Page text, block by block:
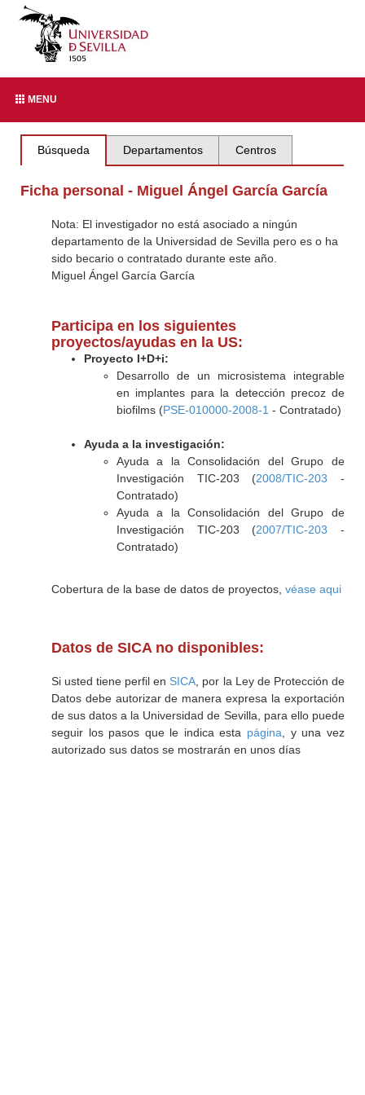
MENU
Búsqueda Departamentos Centros
Ficha personal - Miguel Ángel García García
Nota: El investigador no está asociado a ningún
departamento de la Universidad de Sevilla pero es o ha
sido becario o contratado durante este año.
Miguel Ángel García García
Participa en los siguientes
proyectos/ayudas en la US:
Proyecto I+D+i:
Desarrollo de un microsistema integrable
en implantes para la detección precoz de
biofilms (PSE-010000-2008-1 - Contratado)
Ayuda a la investigación:
Ayuda a la Consolidación del Grupo de
Investigación TIC-203 (2008/TIC-203 -
Contratado)
Ayuda a la Consolidación del Grupo de
Investigación TIC-203 (2007/TIC-203 -
Contratado)
Cobertura de la base de datos de proyectos, véase aqui
Datos de SICA no disponibles:
Si usted tiene perfil en SICA , por la Ley de Protección de
Datos debe autorizar de manera expresa la exportación
de sus datos a la Universidad de Sevilla, para ello puede
seguir los pasos que le indica esta página , y una vez
autorizado sus datos se mostrarán en unos días